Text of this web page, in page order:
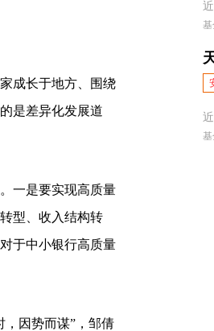
成长于地方、围绕
是差异化发展道
一是要实现高质量
型、收入结构转
于中小银行高质量
因势而谋”，邹倩